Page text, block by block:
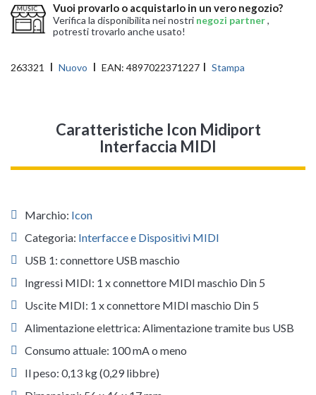
Vuoi provarlo o acquistarlo in un vero negozio?
Verifica la disponibilita nei nostri negozi partner,
potresti trovarlo anche usato!
263321 Nuovo EAN: 4897022371227 Stampa
Caratteristiche Icon Midiport
Interfaccia MIDI
Marchio: Icon
Categoria: Interfacce e Dispositivi MIDI
USB 1: connettore USB maschio
Ingressi MIDI: 1 x connettore MIDI maschio Din 5
Uscite MIDI: 1 x connettore MIDI maschio Din 5
Alimentazione elettrica: Alimentazione tramite bus USB
Consumo attuale: 100 mA o meno
Il peso: 0,13 kg (0,29 libbre)